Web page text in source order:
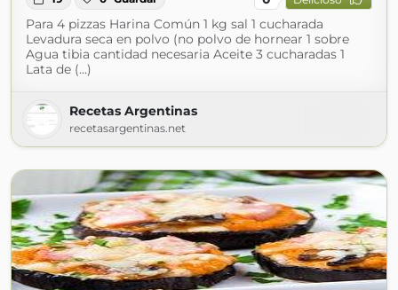
Para 4 pizzas Harina Común 1 kg sal 1 cucharada
Levadura seca en polvo (no polvo de hornear 1 sobre
Agua tibia cantidad necesaria Aceite 3 cucharadas 1
Lata de (...)
Recetas Argentinas
recetasargentinas.net